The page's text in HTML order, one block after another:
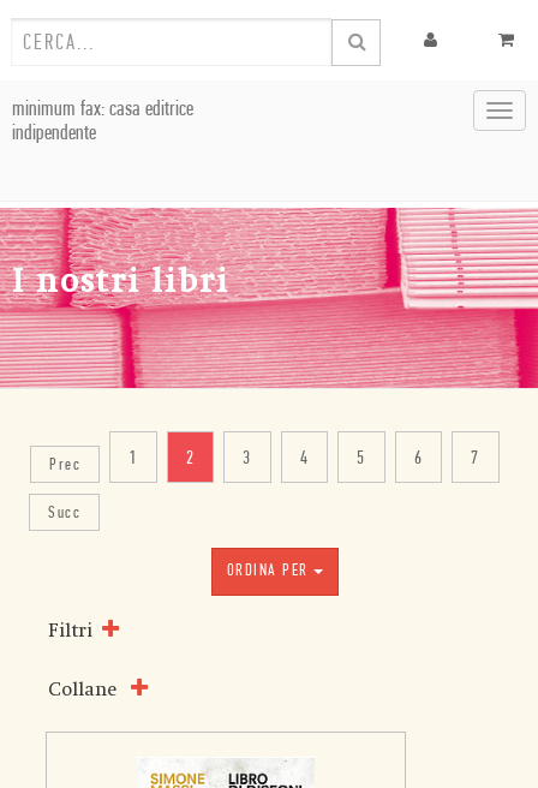
minimum fax: casa editrice
indipendente
I nostri libri
Prec 1 2 3 4 5 6 7
Succ
ORDINA PER
Filtri
Collane